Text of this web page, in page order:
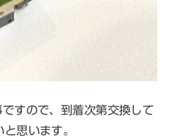
すので、到着次第交換して
思います。